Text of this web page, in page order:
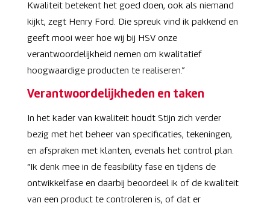
Kwaliteit betekent het goed doen, ook als niemand
kijkt, zegt Henry Ford. Die spreuk vind ik pakkend en
geeft mooi weer hoe wij bij HSV onze
verantwoordelijkheid nemen om kwalitatief
hoogwaardige producten te realiseren.”
Verantwoordelijkheden en taken
In het kader van kwaliteit houdt Stijn zich verder
bezig met het beheer van specificaties, tekeningen,
en afspraken met klanten, evenals het control plan.
“Ik denk mee in de feasibility fase en tijdens de
ontwikkelfase en daarbij beoordeel ik of de kwaliteit
van een product te controleren is, of dat er